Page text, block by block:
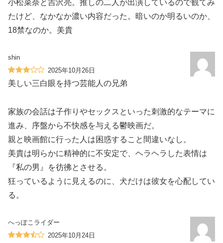
小松菜奈と吉沢亮。推しの二人が出演しているので観てみ
たけど、なかなか濃い内容だった。暗いのか明るいのか、
18禁なのか。美貴
shin
2025年10月26日
美しい三白眼を持つ芸能人の兄弟
家族の会話は子作りやセックスといった刺激的なテーマに
進み、序盤から不快感を与える鬱映画だ。
親と映画館に行った人は困惑すること間違いなし。
美貴は明らかに精神的に不安定で、ヘラヘラした表情は
『私の男』を彷彿とさせる。
狂っているように見えるのに、犬だけは彼女を心配してい
る。
へっぽこライダー
2025年10月24日